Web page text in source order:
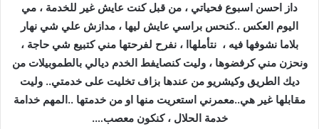
داز احسن اسبوع فحياتي ، من قبل كنت عايش غير للخدمة ، مي
اليوم العكس ..كنحس براسي عايش ليها ، مدازش علي شي نهار
بلاما نشوفها فيه ، نتأملهاا ، نفرح لفرحتها مني كتبيع شي حاجة ،
ونحزن مني كرفضوها ، وليت كنصايفط الخدم ديالي بالطموبيلات من
ديك الطريق وكيشريو من عندها بزاف تخليت على خدمتي.. وليت
مقابلها غير هي..معمرني استعريت منها او من خدمتها ..المهم خدامة
خدمة الحلال ، كنكون معصب….